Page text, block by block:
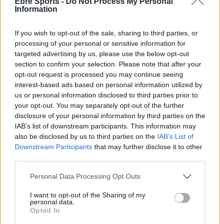
Information
If you wish to opt-out of the sale, sharing to third parties, or
processing of your personal or sensitive information for
targeted advertising by us, please use the below opt-out
section to confirm your selection. Please note that after your
opt-out request is processed you may continue seeing
interest-based ads based on personal information utilized by
us or personal information disclosed to third parties prior to
your opt-out. You may separately opt-out of the further
disclosure of your personal information by third parties on the
IAB’s list of downstream participants. This information may
also be disclosed by us to third parties on the IAB’s List of
Downstream Participants that may further disclose it to other
Personal Data Processing Opt Outs
I want to opt-out of the Sharing of my
personal data.
Opted In
Comentari:
Deseu el meu nom, el correu electrònic i el lloc web en
aquest navegador per a la propera vegada que comenti.
Captcha7 - 5 = ?